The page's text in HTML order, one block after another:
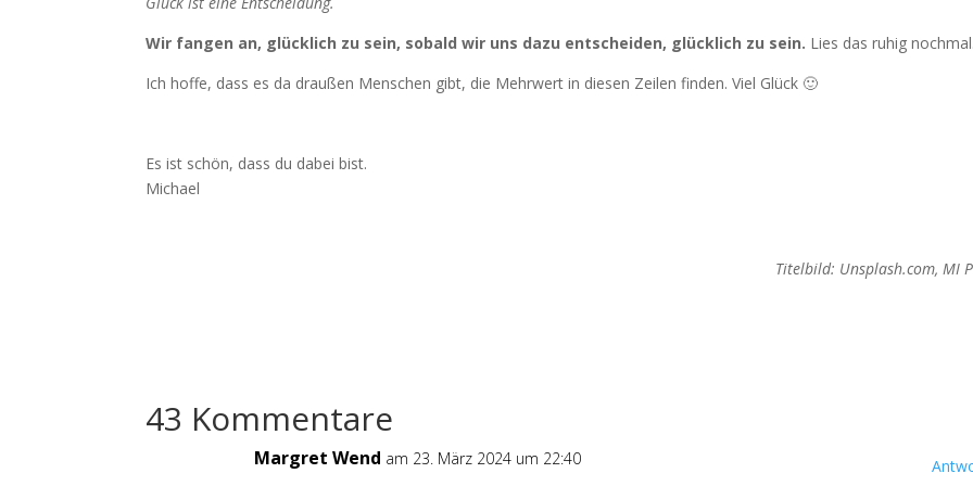
Wir fangen an, glücklich zu sein, sobald wir uns dazu entscheiden, glücklich zu sein. Lies das ruhig nochmal.
Ich hoffe, dass es da draußen Menschen gibt, die Mehrwert in diesen Zeilen finden. Viel Glück 🙂
Es ist schön, dass du dabei bist.
Michael
Titelbild: Unsplash.com, MI
43 Kommentare
Margret Wend am 23. März 2024 um 22:40